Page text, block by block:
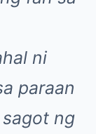
ni
paraan
ng